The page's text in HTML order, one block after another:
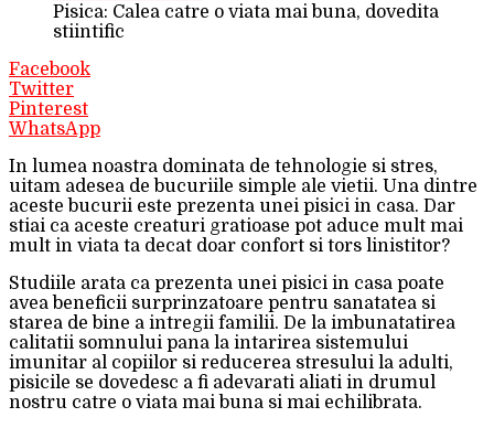
Pisica: Calea catre o viata mai buna, dovedita
stiintific
Facebook
Twitter
Pinterest
WhatsApp
In lumea noastra dominata de tehnologie si stres,
uitam adesea de bucuriile simple ale vietii. Una dintre
aceste bucurii este prezenta unei pisici in casa. Dar
stiai ca aceste creaturi gratioase pot aduce mult mai
mult in viata ta decat doar confort si tors linistitor?
Studiile arata ca prezenta unei pisici in casa poate
avea beneficii surprinzatoare pentru sanatatea si
starea de bine a intregii familii. De la imbunatatirea
calitatii somnului pana la intarirea sistemului
imunitar al copiilor si reducerea stresului la adulti,
pisicile se dovedesc a fi adevarati aliati in drumul
nostru catre o viata mai buna si mai echilibrata.